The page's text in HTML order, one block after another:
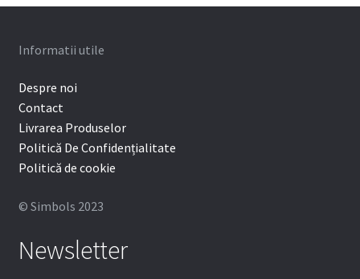
Informatii utile
Despre noi
Contact
Livrarea Produselor
Politică De Confidențialitate
Politică de cookie
© Simbols 2023
Newsletter